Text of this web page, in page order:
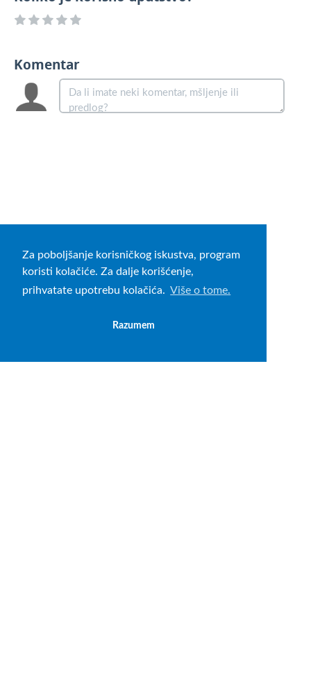
Za poboljšanje korisničkog iskustva, program
koristi kolačiće. Za dalje korišćenje,
prihvatate upotrebu kolačića. Više o tome.
Razumem
Komentar